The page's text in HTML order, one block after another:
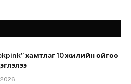
хамтлаг 10 жилийн ойгоо